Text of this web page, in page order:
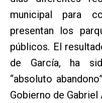
municipal para
presentan los
públicos. El
de García, ha
“absoluto
Gobierno de Gabriel